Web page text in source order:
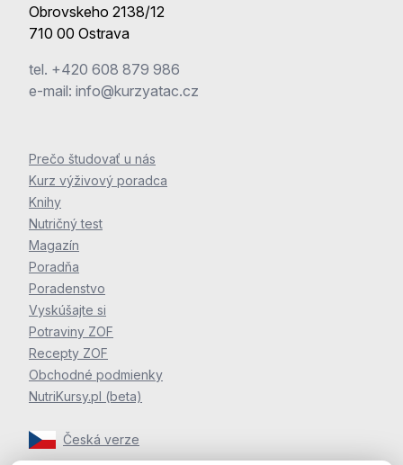
Obrovskeho 2138/12
710 00 Ostrava
tel. +420 608 879 986
e-mail: info@kurzyatac.cz
Prečo študovať u nás
Kurz výživový poradca
Knihy
Nutričný test
Magazín
Poradňa
Poradenstvo
Vyskúšajte si
Potraviny ZOF
Recepty ZOF
Obchodné podmienky
NutriKursy.pl (beta)
Česká verze